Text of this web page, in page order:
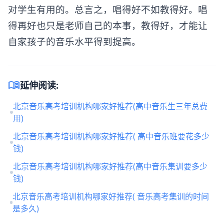
对学生有用的。总言之，唱得好不如教得好。唱
得再好也只是老师自己的本事，教得好，才能让
自家孩子的音乐水平得到提高。
menu_book延伸阅读:
北京音乐高考培训机构哪家好推荐(高中音乐生三年总费
用)
北京音乐高考培训机构哪家好推荐( 高中音乐班要花多少
钱)
北京音乐高考培训机构哪家好推荐(高中音乐集训要多少
钱)
北京音乐高考培训机构哪家好推荐( 音乐高考集训的时间
是多久)